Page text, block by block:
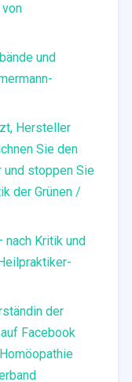
und
Hersteller
Sie den
und stoppen Sie
der Grünen /
Kritik und
der
Facebook